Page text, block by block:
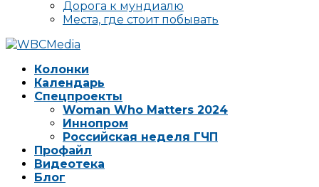
Дорога к мундиалю
Места, где стоит побывать
Колонки
Календарь
Спецпроекты
Woman Who Matters 2024
Иннопром
Российская неделя ГЧП
Профайл
Видеотека
Блог